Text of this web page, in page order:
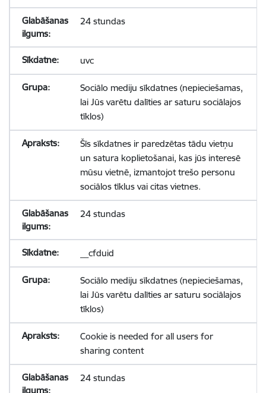
24 stundas
uvc
Sociālo mediju sīkdatnes (nepieciešamas,
lai Jūs varētu dalīties ar saturu sociālajos
tīklos)
Šīs sīkdatnes ir paredzētas tādu vietņu
un satura koplietošanai, kas jūs interesē
mūsu vietnē, izmantojot trešo personu
sociālos tīklus vai citas vietnes.
24 stundas
__cfduid
Sociālo mediju sīkdatnes (nepieciešamas,
lai Jūs varētu dalīties ar saturu sociālajos
tīklos)
Cookie is needed for all users for
sharing content
24 stundas